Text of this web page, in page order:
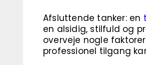
Afsluttende tanker: en
en alsidig, stilfuld og
overveje nogle
professionel tilgang